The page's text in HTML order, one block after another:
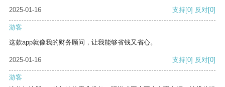
2025-01-16
支持[0] 反对[0]
游客
这款app就像我的财务顾问，让我能够省钱又省心。
2025-01-16 支持[0] 反对[0]
游客